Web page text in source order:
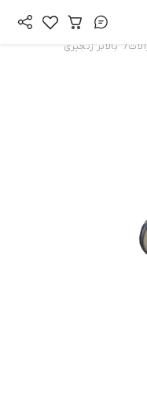
/ بالابر زنجیری